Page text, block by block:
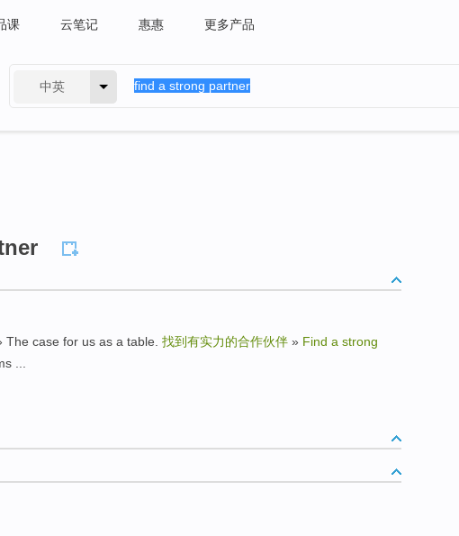
课 云笔记 惠惠 更多产品
中英
The case for us as a table. 找到有实力的合作伙伴 » Find a strong
...